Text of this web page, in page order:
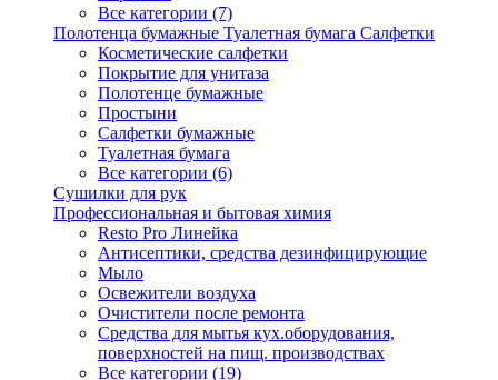
Все категории (7)
Полотенца бумажные Туалетная бумага Салфетки
Косметические салфетки
Покрытие для унитаза
Полотенце бумажные
Простыни
Салфетки бумажные
Туалетная бумага
Все категории (6)
Сушилки для рук
Профессиональная и бытовая химия
Resto Pro Линейка
Антисептики, средства дезинфицирующие
Мыло
Освежители воздуха
Очистители после ремонта
Средства для мытья кух.оборудования,
поверхностей на пищ. производствах
Все категории (19)